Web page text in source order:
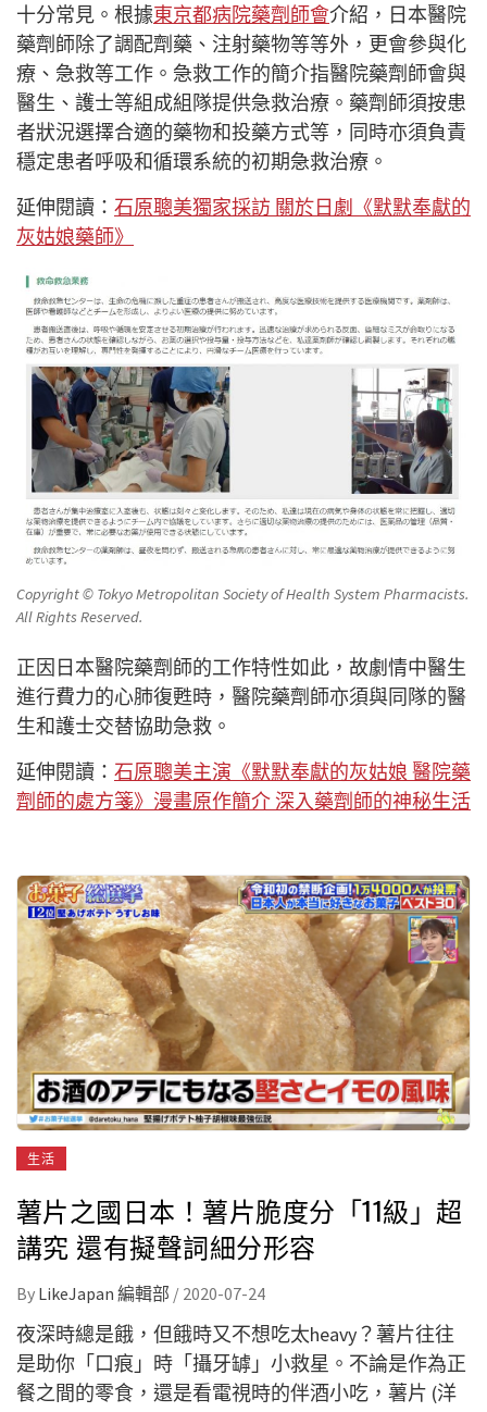
十分常見。根據東京都病院藥劑師會介紹，日本醫院
藥劑師除了調配劑藥、注射藥物等等外，更會參與化
療、急救等工作。急救工作的簡介指醫院藥劑師會與
醫生、護士等組成組隊提供急救治療。藥劑師須按患
者狀況選擇合適的藥物和投藥方式等，同時亦須負責
穩定患者呼吸和循環系統的初期急救治療。
延伸閱讀： 石原聰美獨家採訪 關於日劇《默默奉獻的
灰姑娘藥師》
Copyright © Tokyo Metropolitan Society of Health System Pharmacists.
All Rights Reserved.
正因日本醫院藥劑師的工作特性如此，故劇情中醫生
進行費力的心肺復甦時，醫院藥劑師亦須與同隊的醫
生和護士交替協助急救。
延伸閱讀： 石原聰美主演《默默奉獻的灰姑娘 醫院藥
劑師的處方箋》漫畫原作簡介 深入藥劑師的神秘生活
生活
薯片之國日本！薯片脆度分「11級」超
講究 還有擬聲詞細分形容
By LikeJapan 編輯部 / 2020-07-24
夜深時總是餓，但餓時又不想吃太heavy？薯片往往
是助你「口痕」時「攝牙罅」小救星。不論是作為正
餐之間的零食，還是看電視時的伴酒小吃，薯片 (洋